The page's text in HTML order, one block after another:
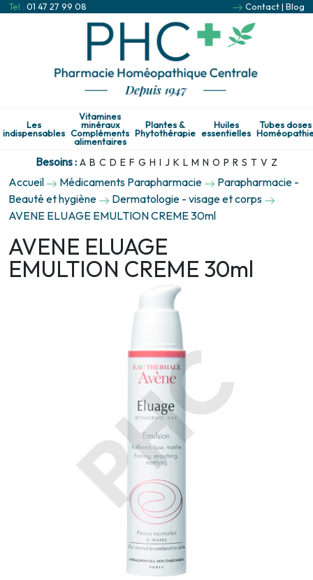
Tel : 01 47 27 99 08 Contact| Blog
Les
indispensables
Vitamines
minéraux
Compléments
alimentaires
Plantes &
Phytothérapie
Huiles
essentielles
Tubes doses
Besoins : A B C D E F G H I J K L M N O P R S T V Z
Accueil Médicaments Parapharmacie
Parapharmacie -
Beauté et hygiène
Dermatologie - visage et corps
AVENE ELUAGE EMULTION CREME 30ml
AVENE ELUAGE
EMULTION CREME 30ml